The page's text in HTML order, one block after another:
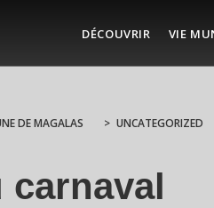
DÉCOUVRIR VIE
DE MAGALAS > UNCATEGORIZED
carnaval